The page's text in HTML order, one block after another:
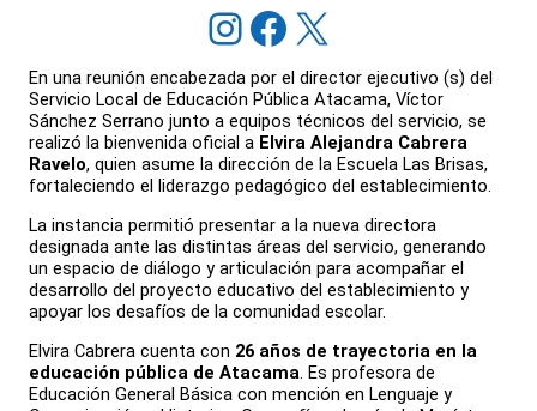
Instagram Facebook X
En una reunión encabezada por el director ejecutivo (s) del
Servicio Local de Educación Pública Atacama, Víctor
Sánchez Serrano junto a equipos técnicos del servicio, se
realizó la bienvenida oficial a Elvira Alejandra Cabrera
Ravelo, quien asume la dirección de la Escuela Las Brisas,
fortaleciendo el liderazgo pedagógico del establecimiento.
La instancia permitió presentar a la nueva directora
designada ante las distintas áreas del servicio, generando
un espacio de diálogo y articulación para acompañar el
desarrollo del proyecto educativo del establecimiento y
apoyar los desafíos de la comunidad escolar.
Elvira Cabrera cuenta con 26 años de trayectoria en la
educación pública de Atacama. Es profesora de
Educación General Básica con mención en Lenguaje y